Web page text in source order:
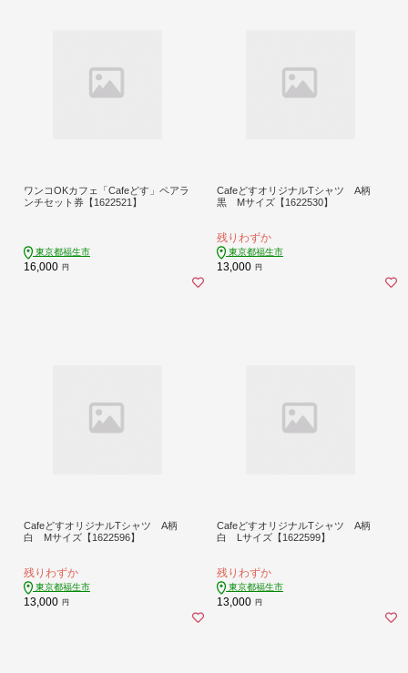
ワンコOKカフェ「Cafeどす」ペアラ
ンチセット券【1622521】
東京都福生市
16,000 円
CafeどすオリジナルTシャツ A柄
黒 Mサイズ【1622530】
残りわずか
東京都福生市
13,000 円
CafeどすオリジナルTシャツ A柄
白 Mサイズ【1622596】
残りわずか
東京都福生市
13,000 円
CafeどすオリジナルTシャツ A柄
白 Lサイズ【1622599】
残りわずか
東京都福生市
13,000 円